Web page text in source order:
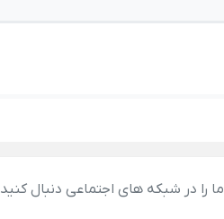
ما را در شبکه های اجتماعی دنبال کنید